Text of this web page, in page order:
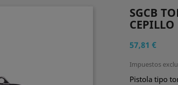
SGCB
CEPILLO
57,81 €
Impuestos
Pistola tipo